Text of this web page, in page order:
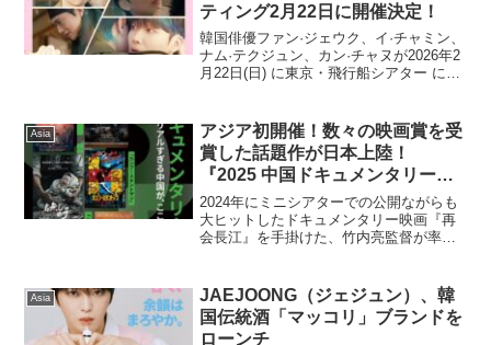
ティング2月22日に開催決定！
韓国俳優ファン·ジェウク、イ·チャミン、
ナム·テクジュン、カン·チャヌが2026年2
月22日(日) に東京・飛行船シアター にて
FANMEETING」を開催する。『ビ...
Asia
アジア初開催！数々の映画賞を受
賞した話題作が日本上陸！
『2025 中国ドキュメンタリー映
画祭 In Japan』11/7(金)〜
11/20（木） 角川シネマ有楽町に
て開催！映画祭アンバサダーに
2024年にミニシアターでの公開ながらも
大ヒットしたドキュメンタリー映画『再
会長江』を手掛けた、竹内亮監督が率い
ことが決定！中国で多数の映画賞を受賞
した選...
Asia
JAEJOONG（ジェジュン）、韓
国伝統酒「マッコリ」ブランドを
ローンチ